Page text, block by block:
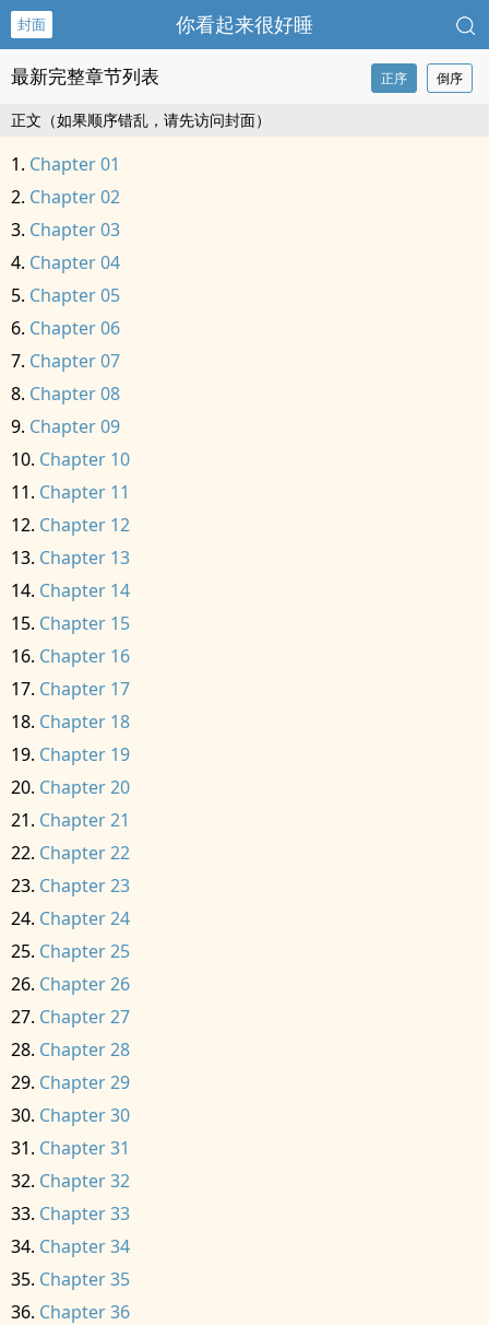
封面 你看起来很好睡
最新完整章节列表 正序 倒序
正文（如果顺序错乱，请先访问封面）
Chapter 01
Chapter 02
Chapter 03
Chapter 04
Chapter 05
Chapter 06
Chapter 07
Chapter 08
Chapter 09
Chapter 10
Chapter 11
Chapter 12
Chapter 13
Chapter 14
Chapter 15
Chapter 16
Chapter 17
Chapter 18
Chapter 19
Chapter 20
Chapter 21
Chapter 22
Chapter 23
Chapter 24
Chapter 25
Chapter 26
Chapter 27
Chapter 28
Chapter 29
Chapter 30
Chapter 31
Chapter 32
Chapter 33
Chapter 34
Chapter 35
Chapter 36